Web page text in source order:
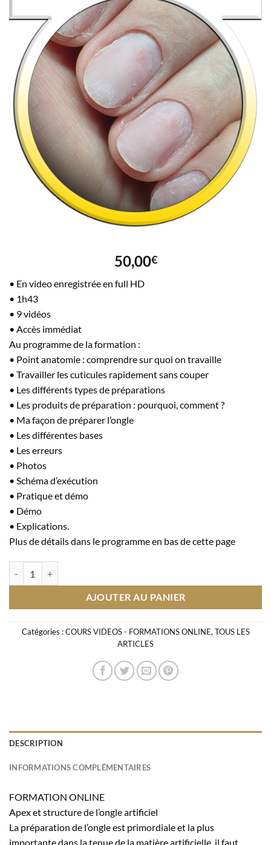
50,00€
• En video enregistrée en full HD
• 1h43
• 9 vidéos
• Accès immédiat
Au programme de la formation :
• Point anatomie : comprendre sur quoi on travaille
• Travailler les cuticules rapidement sans couper
• Les différents types de préparations
• Les produits de préparation : pourquoi, comment ?
• Ma façon de préparer l’ongle
• Les différentes bases
• Les erreurs
• Photos
• Schéma d’exécution
• Pratique et démo
• Démo
• Explications.
Plus de détails dans le programme en bas de cette page
AJOUTER AU PANIER
Catégories :COURS VIDEOS - FORMATIONS ONLINE, TOUS LES
ARTICLES
DESCRIPTION
INFORMATIONS COMPLÉMENTAIRES
FORMATION ONLINE
Apex et structure de l’ongle artificiel
La préparation de l’ongle est primordiale et la plus
importante dans la tenue de la matière artificielle, il faut